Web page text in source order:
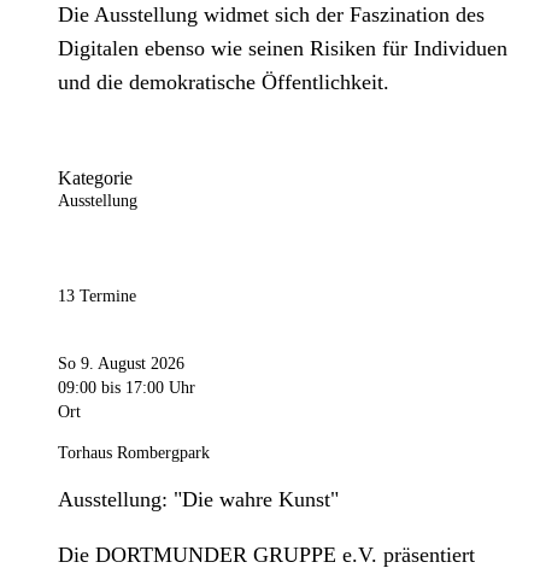
Die Ausstellung widmet sich der Faszination des
Digitalen ebenso wie seinen Risiken für Individuen
und die demokratische Öffentlichkeit.
Kategorie
Ausstellung
13 Termine
So 9. August 2026
09:00 bis 17:00 Uhr
Ort
Torhaus Rombergpark
Ausstellung: "Die wahre Kunst"
Die DORTMUNDER GRUPPE e.V. präsentiert